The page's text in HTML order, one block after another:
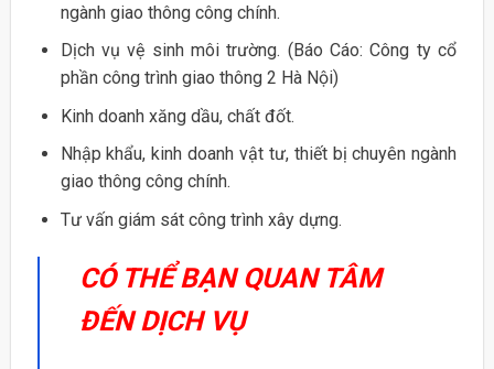
ngành giao thông công chính.
Dịch vụ vệ sinh môi trường. (Báo Cáo: Công ty cổ
phần công trình giao thông 2 Hà Nội)
Kinh doanh xăng dầu, chất đốt.
Nhập khẩu, kinh doanh vật tư, thiết bị chuyên ngành
giao thông công chính.
Tư vấn giám sát công trình xây dựng.
CÓ THỂ BẠN QUAN TÂM
ĐẾN DỊCH VỤ